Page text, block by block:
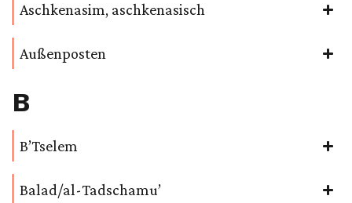
Aschkenasim, aschkenasisch
Außenposten
B
B’Tselem
Balad/al-Tadschamu’